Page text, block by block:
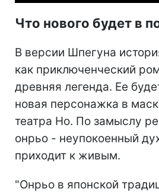
Что нового будет в
В версии Шпегуна
как приключенческий
древняя легенда. Ее
новая персонажка в
театра Но. По замыслу
онрьо - неупокоенный
приходит к живым.
"Онрьо в японской